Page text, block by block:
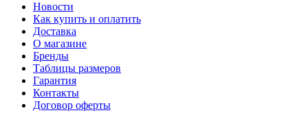
Новости
Как купить и оплатить
Доставка
О магазине
Бренды
Таблицы размеров
Гарантия
Контакты
Договор оферты